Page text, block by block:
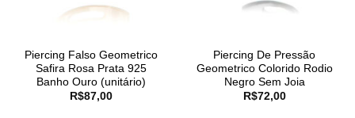
Piercing Falso Geometrico
Safira Rosa Prata 925
Banho Ouro (unitário)
R$87,00
Piercing De Pressão
Geometrico Colorido Rodio
Negro Sem Joia
R$72,00